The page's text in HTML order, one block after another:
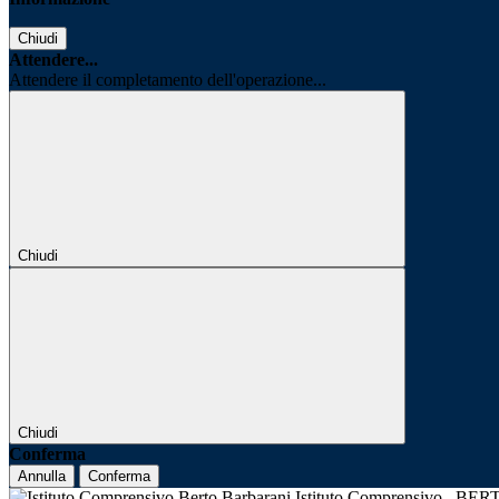
Chiudi
Attendere...
Attendere il completamento dell'operazione...
Chiudi
Chiudi
Conferma
Annulla Conferma